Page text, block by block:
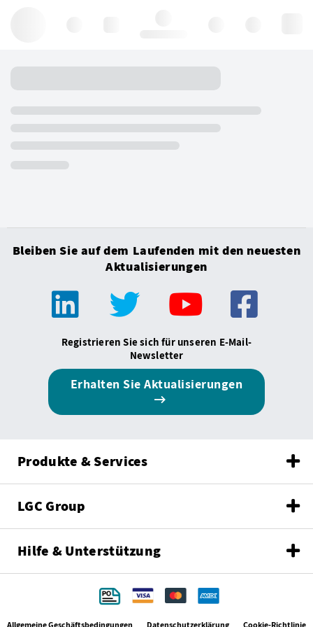
Bleiben Sie auf dem Laufenden mit den neuesten
Aktualisierungen
Registrieren Sie sich für unseren E-Mail-
Newsletter
Erhalten Sie Aktualisierungen
Produkte & Services
LGC Group
Hilfe & Unterstützung
Allgemeine Geschäftsbedingungen Datenschutzerklärung Cookie-Richtlinie